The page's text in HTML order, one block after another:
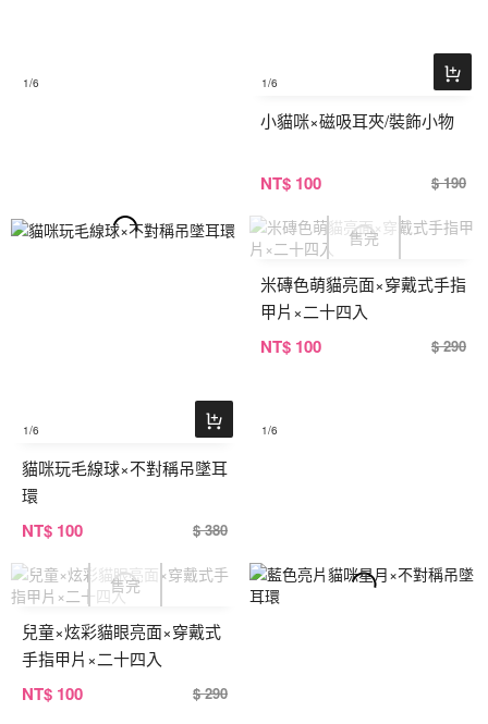
1/6 1/6
小貓咪×磁吸耳夾/裝飾小物
NT$ 100 $ 190
1/6
貓咪玩毛線球×不對稱吊墜耳
環
NT$ 100 $ 380
1/6
米磚色萌貓亮面×穿戴式手指
甲片×二十四入
NT$ 100 $ 290
兒童×炫彩貓眼亮面×穿戴式
手指甲片×二十四入
NT$ 100 $ 290